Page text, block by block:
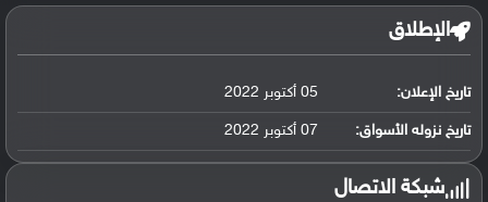
البطارية:
ليثيوم بوليمر سعة 5000 مللي أمبير, غير ق...
الإطلاق
تاريخ الإعلان: 05 أكتوبر 2022
تاريخ نزوله الأسواق: 07 أكتوبر 2022
شبكة الاتصال